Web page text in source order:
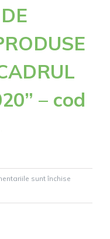
– cod
sunt închise
PROIECT